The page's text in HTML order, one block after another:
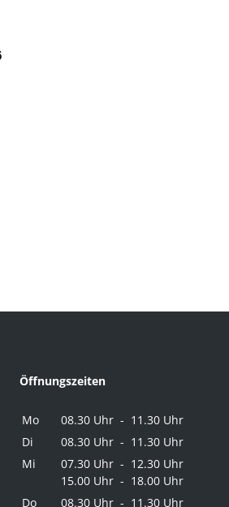
Öffnungszeiten
Mo
08.30 Uhr - 11.30 Uhr
Di
08.30 Uhr - 11.30 Uhr
Mi
07.30 Uhr - 12.30 Uhr
15.00 Uhr - 18.00 Uhr
Do
08.30 Uhr - 11.30 Uhr